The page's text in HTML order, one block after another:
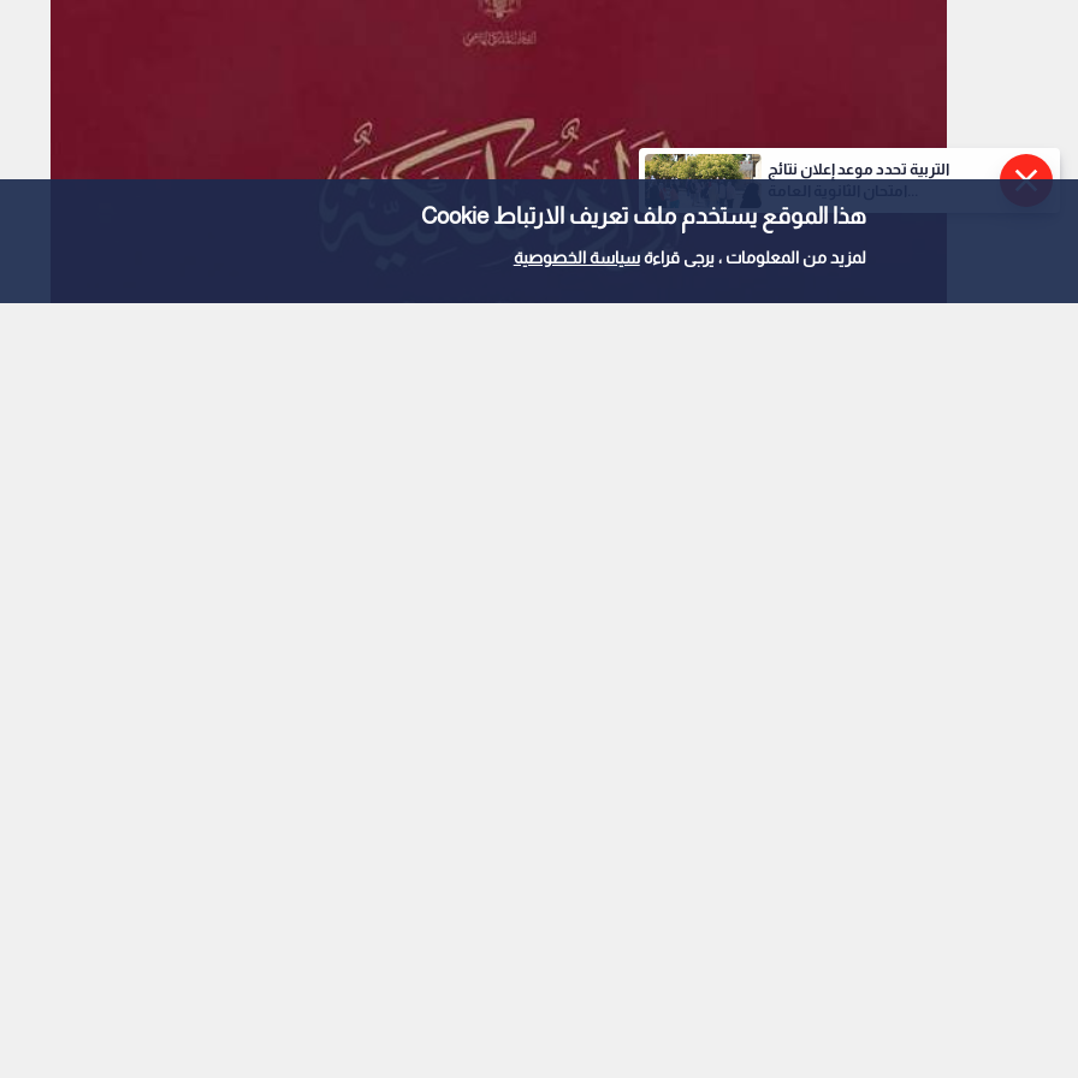
هذا الموقع يستخدم ملف تعريف الارتباط Cookie
لمزيد من المعلومات ، يرجى قراءةسياسة الخصوصية
التربية تحدد موعد إعلان نتائج